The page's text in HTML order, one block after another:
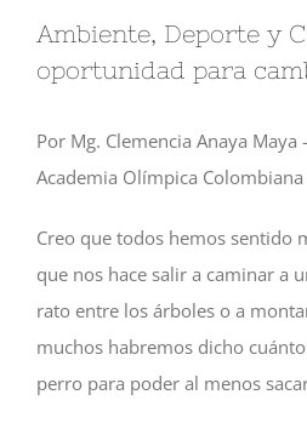
Ambiente, Deporte y
oportunidad para
Por Mg. Clemencia Anaya Maya
Academia Olímpica Colombiana
Creo que todos hemos sentido
que nos hace salir a caminar a
rato entre los árboles o a
muchos habremos dicho
perro para poder al menos